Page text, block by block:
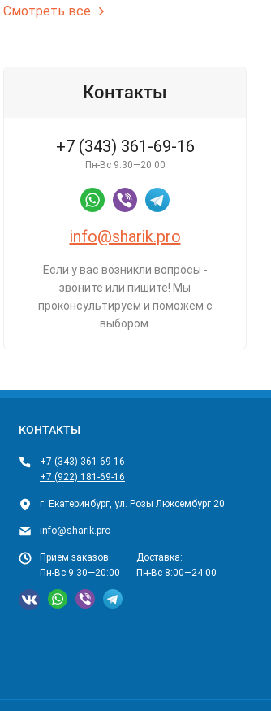
Смотреть все
Контакты
+7 (343) 361-69-16
Пн-Вс 9:30—20:00
info@sharik.pro
Если у вас возникли вопросы -
звоните или пишите! Мы
проконсультируем и поможем с
выбором.
КОНТАКТЫ
+7 (343) 361-69-16
+7 (922) 181-69-16
г. Екатеринбург, ул. Розы Люксембург 20
info@sharik.pro
Прием заказов:
Пн-Вс 9:30—20:00
Доставка:
Пн-Вс 8:00—24:00